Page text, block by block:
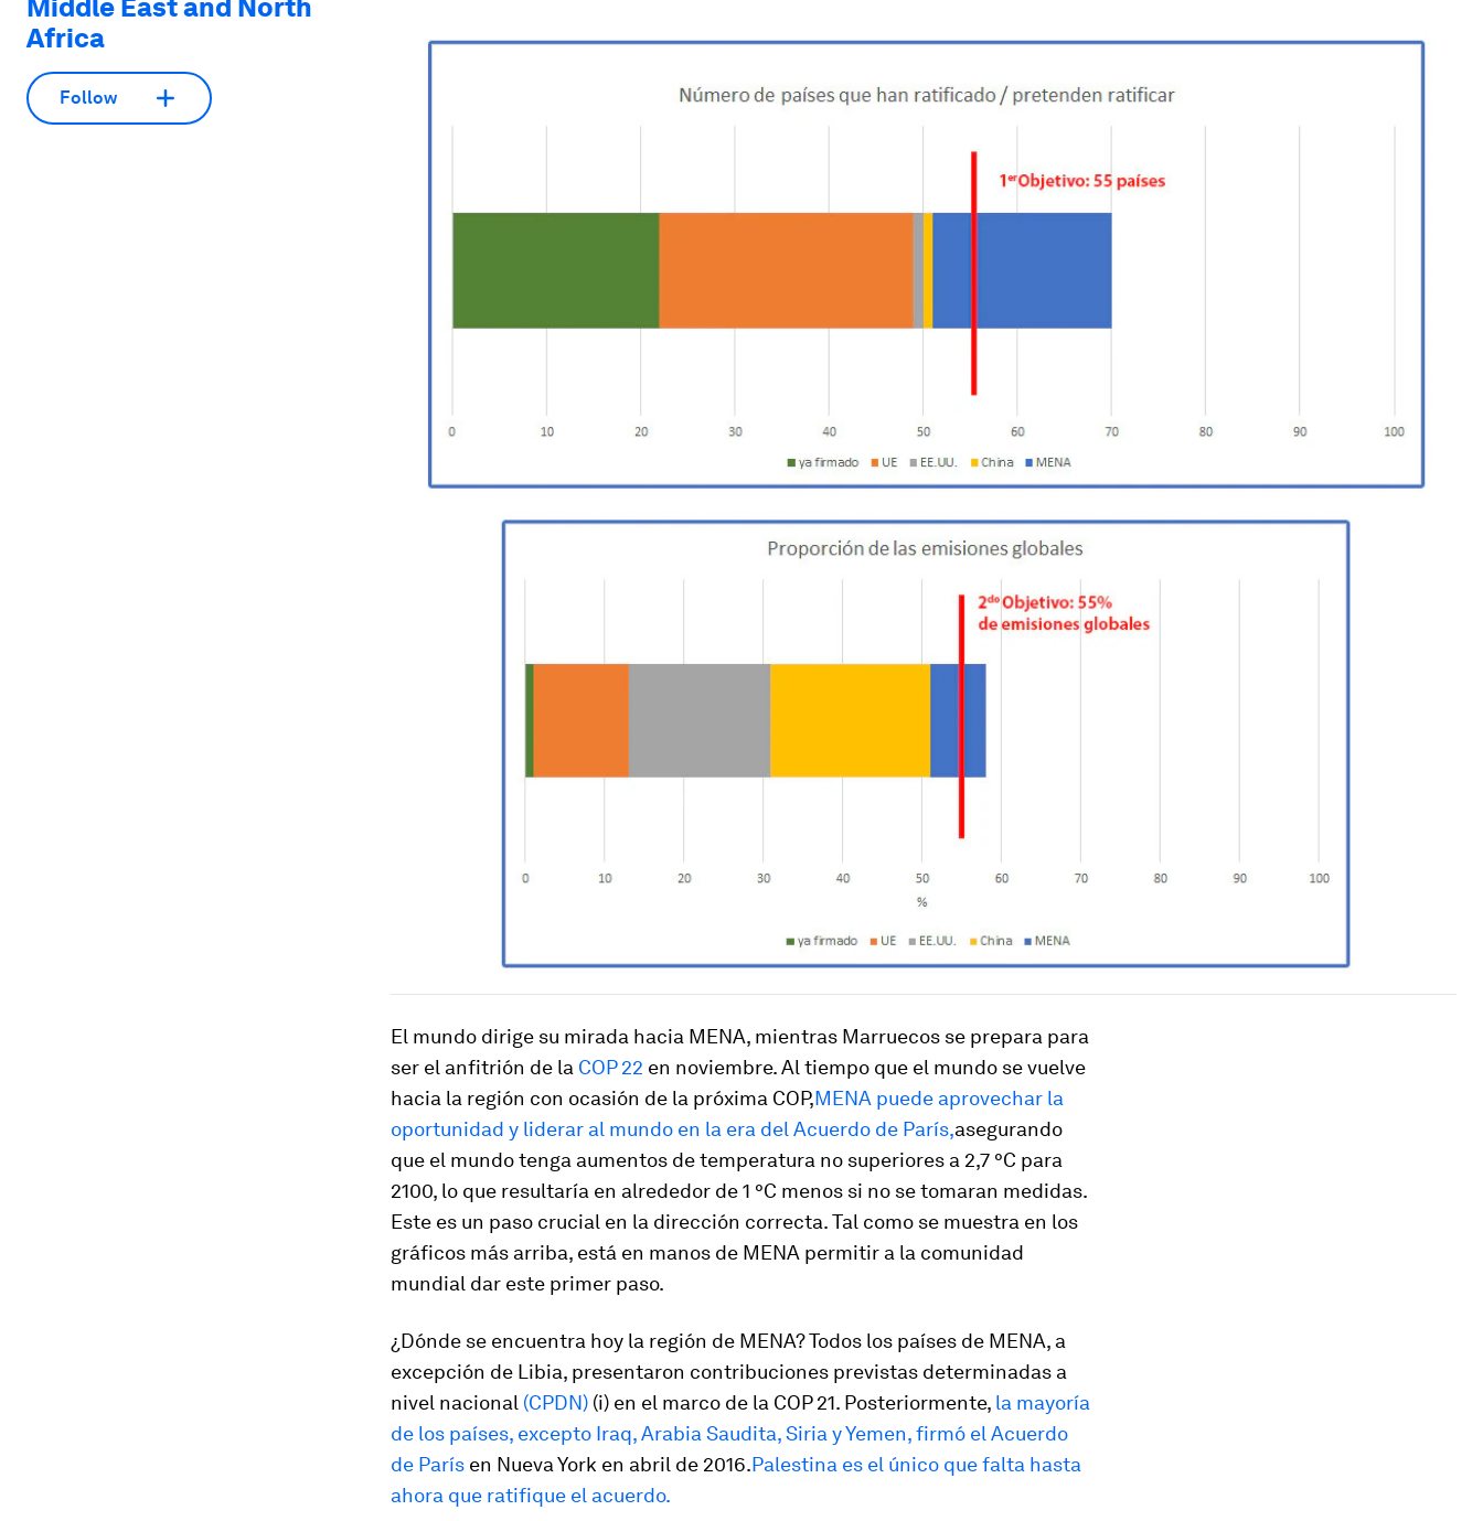
Middle East and North
Africa
Follow
El mundo dirige su mirada hacia MENA, mientras Marruecos se prepara para
ser el anfitrión de la COP 22 en noviembre.Al tiempo que el mundo se vuelve
hacia la región con ocasión de la próxima COP,MENA puede aprovechar la
oportunidad y liderar al mundo en la era del Acuerdo de París,asegurando
que el mundo tenga aumentos de temperatura no superiores a 2,7 °C para
2100, lo que resultaría en alrededor de 1 °C menos si no se tomaran medidas.
Este es un paso crucial en la dirección correcta. Tal como se muestra en los
gráficos más arriba, está en manos de MENA permitir a la comunidad
mundial dar este primer paso.
¿Dónde se encuentra hoy la región de MENA?Todos los países de MENA, a
excepción de Libia, presentaron contribuciones previstas determinadas a
nivel nacional (CPDN) (i) en el marco de la COP 21. Posteriormente, la mayoría
de los países, excepto Iraq, Arabia Saudita, Siria y Yemen, firmó el Acuerdo
de París​ en Nueva York en abril de 2016.Palestina es el único que falta hasta
ahora que ratifique el acuerdo.​